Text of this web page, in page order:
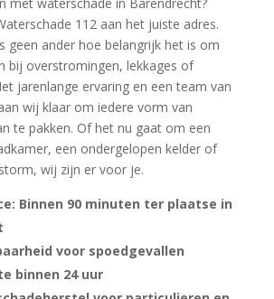
112 aan het juiste adres.​
geen ander hoe belangrijk het is om
bij overstromingen, lekkages of
jarenlange ervaring en een team van
wij klaar om iedere vorm van
te pakken.​ Of het nu gaat om een
een ondergelopen kelder of
wij zijn er voor je.​
Binnen 90 minuten ter plaatse in
voor spoedgevallen
binnen 24 uur